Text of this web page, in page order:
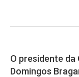
O presidente da
Domingos